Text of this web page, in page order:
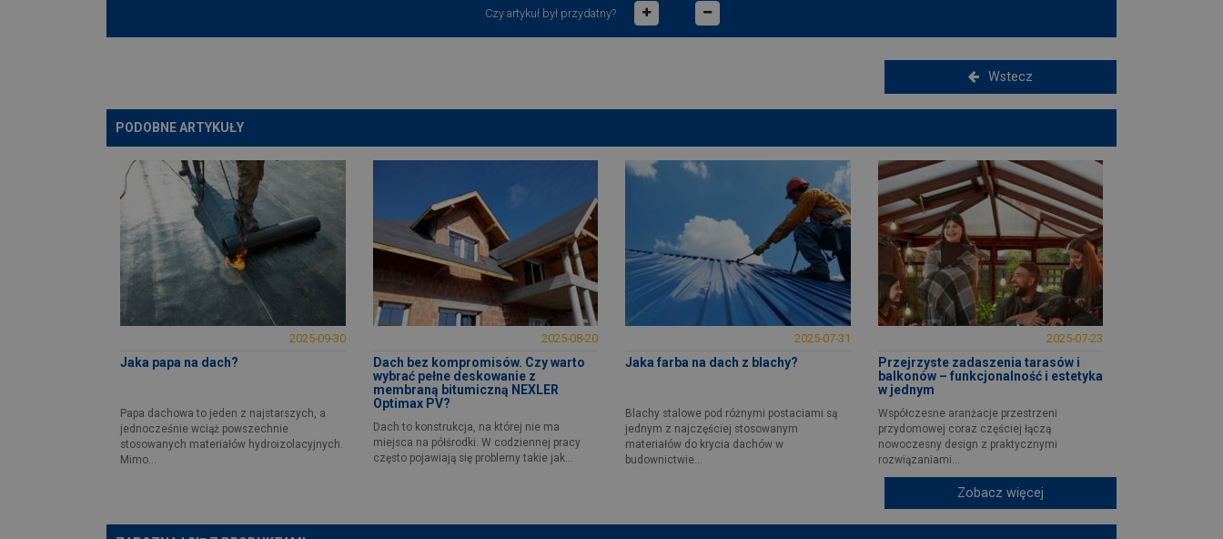
Czy artykuł był przydatny?
Wstecz
PODOBNE ARTYKUŁY
2025-09-30
Jaka papa na dach?
Papa dachowa to jeden z najstarszych, a
jednocześnie wciąż powszechnie
stosowanych materiałów hydroizolacyjnych.
Mimo...
2025-08-20
Dach bez kompromisów. Czy warto
wybrać pełne deskowanie z
membraną bitumiczną NEXLER
Optimax PV?
Dach to konstrukcja, na której nie ma
miejsca na półśrodki. W codziennej pracy
często pojawiają się problemy takie jak...
2025-07-31
Jaka farba na dach z blachy?
Blachy stalowe pod różnymi postaciami są
jednym z najczęściej stosowanym
materiałów do krycia dachów w
budownictwie...
2025-07-23
Przejrzyste zadaszenia tarasów i
balkonów – funkcjonalność i estetyka
w jednym
Współczesne aranżacje przestrzeni
przydomowej coraz częściej łączą
nowoczesny design z praktycznymi
rozwiązaniami...
Zobacz więcej